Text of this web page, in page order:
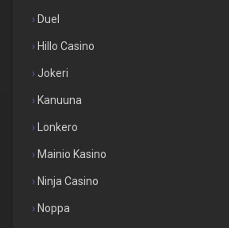
Duel
Hillo Casino
Jokeri
Kanuuna
Lonkero
Mainio Kasino
Ninja Casino
Noppa